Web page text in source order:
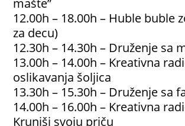
12.00h – 18.00h – Huble buble
za decu)
12.30h – 14.30h – Druženje sa
13.00h – 14.00h – Kreativna
oslikavanja šoljica
13.30h – 15.30h – Druženje sa
14.00h – 16.00h – Kreativna
Kruniši svoju priču